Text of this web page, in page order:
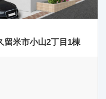
留米市小山2丁目1棟